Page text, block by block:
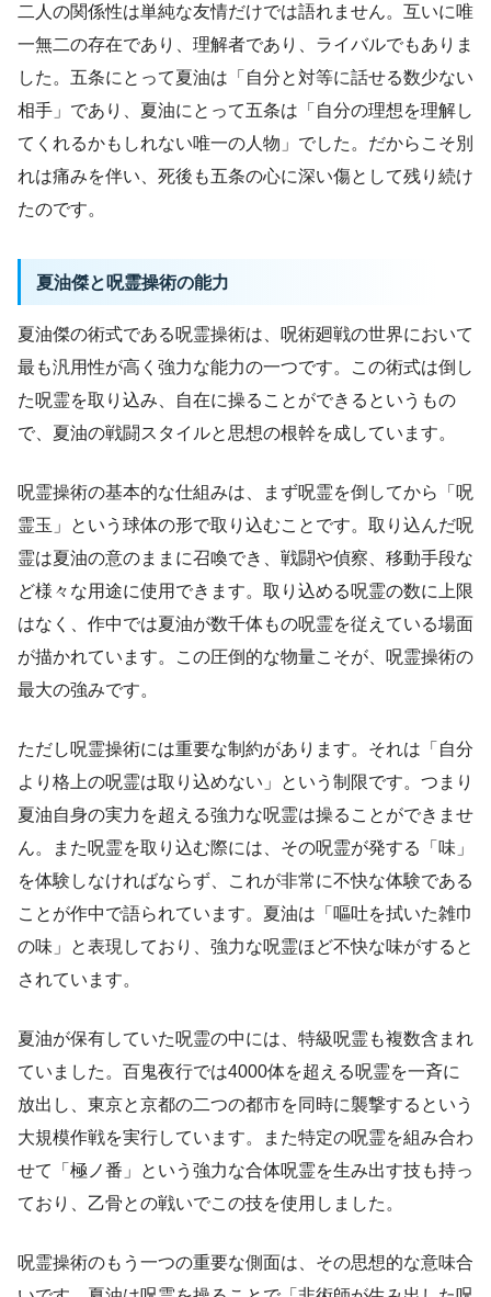
二人の関係性は単純な友情だけでは語れません。互いに唯
一無二の存在であり、理解者であり、ライバルでもありま
した。五条にとって夏油は「自分と対等に話せる数少ない
相手」であり、夏油にとって五条は「自分の理想を理解し
てくれるかもしれない唯一の人物」でした。だからこそ別
れは痛みを伴い、死後も五条の心に深い傷として残り続け
たのです。
夏油傑と呪霊操術の能力
夏油傑の術式である呪霊操術は、呪術廻戦の世界において
最も汎用性が高く強力な能力の一つです。この術式は倒し
た呪霊を取り込み、自在に操ることができるというもの
で、夏油の戦闘スタイルと思想の根幹を成しています。
呪霊操術の基本的な仕組みは、まず呪霊を倒してから「呪
霊玉」という球体の形で取り込むことです。取り込んだ呪
霊は夏油の意のままに召喚でき、戦闘や偵察、移動手段な
ど様々な用途に使用できます。取り込める呪霊の数に上限
はなく、作中では夏油が数千体もの呪霊を従えている場面
が描かれています。この圧倒的な物量こそが、呪霊操術の
最大の強みです。
ただし呪霊操術には重要な制約があります。それは「自分
より格上の呪霊は取り込めない」という制限です。つまり
夏油自身の実力を超える強力な呪霊は操ることができませ
ん。また呪霊を取り込む際には、その呪霊が発する「味」
を体験しなければならず、これが非常に不快な体験である
ことが作中で語られています。夏油は「嘔吐を拭いた雑巾
の味」と表現しており、強力な呪霊ほど不快な味がすると
されています。
夏油が保有していた呪霊の中には、特級呪霊も複数含まれ
ていました。百鬼夜行では4000体を超える呪霊を一斉に
放出し、東京と京都の二つの都市を同時に襲撃するという
大規模作戦を実行しています。また特定の呪霊を組み合わ
せて「極ノ番」という強力な合体呪霊を生み出す技も持っ
ており、乙骨との戦いでこの技を使用しました。
呪霊操術のもう一つの重要な側面は、その思想的な意味合